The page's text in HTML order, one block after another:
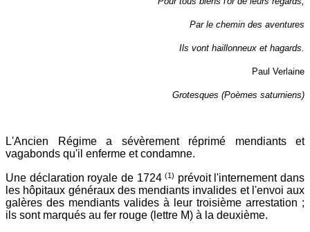
Par le chemin des aventures
Ils vont haillonneux et hagards.
Paul Verlaine
Grotesques (Poèmes saturniens)
L'Ancien Régime a sévèrement réprimé mendiants et
vagabonds qu'il enferme et condamne.
Une déclaration royale de 1724(1) prévoit l'internement dans
les hôpitaux généraux des mendiants invalides et l'envoi aux
galères des mendiants valides à leur troisième arrestation ;
ils sont marqués au fer rouge (lettre M) à la deuxième.